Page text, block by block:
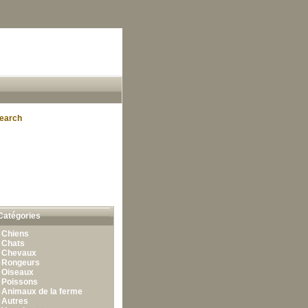
Chiens
Chats
Chevaux
Rongeurs
Oiseaux
Poissons
Animaux de la ferme
Autres